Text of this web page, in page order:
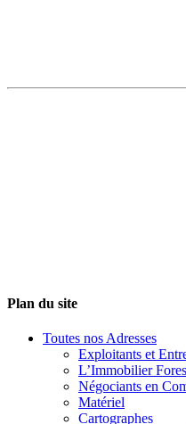
Plan du site
Toutes nos Adresses
Exploitants et
L’Immobilier
Négociants en
Matériel
Cartographes